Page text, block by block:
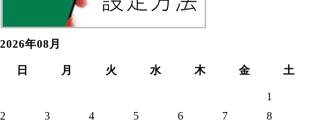
2026年08月
日 月 火 水 木 金 土
1
2
3 4 5 6 7
8